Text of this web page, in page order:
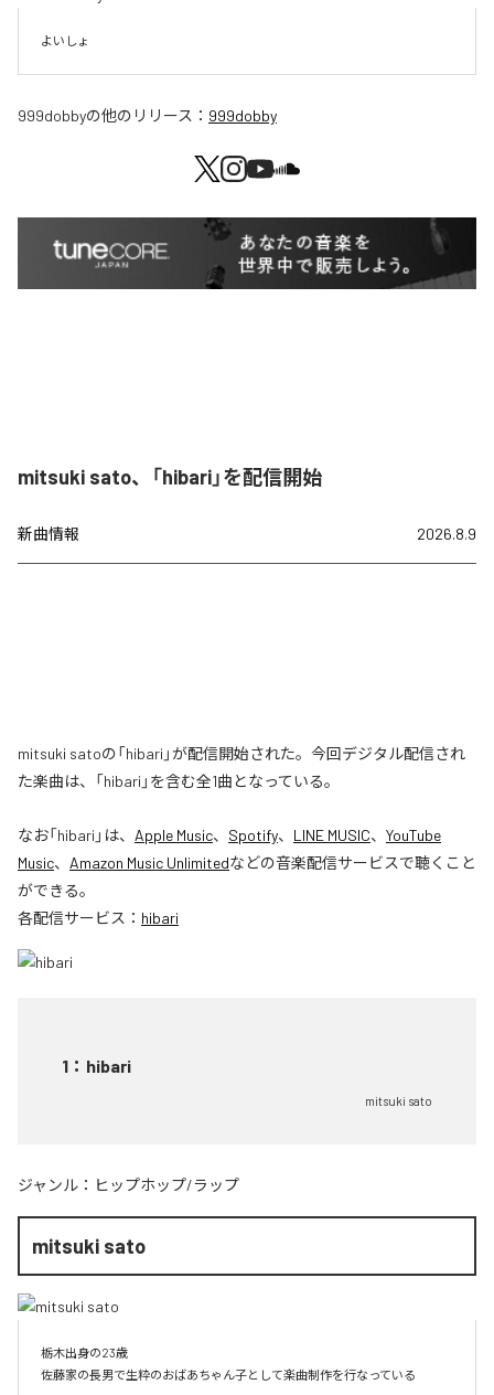
よいしょ
999dobbyの他のリリース： 999dobby
mitsuki sato、「hibari」を配信開始
新曲情報 2026.8.9
mitsuki satoの「hibari」が配信開始された。今回デジタル配信され
た楽曲は、「hibari」を含む全1曲となっている。
なお「hibari 」は、 Apple Music、 Spotify、 LINE MUSIC、 YouTube
Music、 Amazon Music Unlimitedなどの音楽配信サービスで聴くこと
ができる。
各配信サービス： hibari
1 ： hibari
mitsuki sato
ジャンル： ヒップホップ/ラップ
mitsuki sato
栃木出身の23歳
佐藤家の長男で生粋のおばあちゃん子として楽曲制作を行なっている